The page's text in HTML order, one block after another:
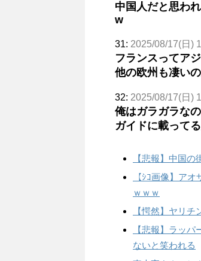
中国人だと思わ
w
31: 2025/08/17(日)
フランスってア
他の欧州も凄い
32: 2025/08/17(日)
俺はガラガラな
ガイドに載って
【悲報】中国
【ｼｺ画像】ア
ｗｗｗ
【愕然】ヤリ
【悲報】ラッ
ないと笑われる